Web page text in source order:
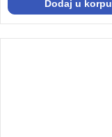
Dodaj u korpu